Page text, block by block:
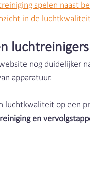
spelen naast
in de
luchtreinigers
nog duidelijker
apparatuur.
luchtkwaliteit op een
en